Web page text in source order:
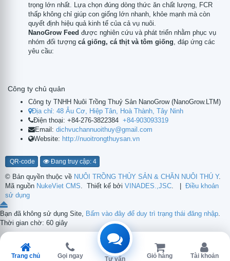
trọng lớn nhất. Lựa chọn đúng dòng thức ăn chất lượng, FCR
thấp không chỉ giúp con giống lớn nhanh, khỏe mạnh mà còn
quyết định hiệu quả kinh tế của cả vụ nuôi.
NanoGrow Feed được nghiên cứu và phát triển nhằm phục vụ
nhóm đối tượng cá giống, cá thịt và tôm giống , đáp ứng các
yêu cầu:
Công ty chủ quản
Công ty TNHH Nuôi Trồng Thuỷ Sản NanoGrow(NanoGrow.LTM)
Địa chỉ: 48 Âu Cơ, Hiệp Tân, Hoà Thành, Tây Ninh
Điện thoại: +84-276-3822384 +84-903093319
Email: dichvuchannuoithuy@gmail.com
Website: http://nuoitrongthuysan.vn
QR-code Đang truy cập: 4
© Bản quyền thuộc về NUÔI TRỒNG THỦY SẢN & CHĂN NUÔI THÚ Y.
Mã nguồn NukeViet CMS Thiết kế bởi VINADES.,JSC
Điều khoản
sử dụng
Bạn đã không sử dụng Site, Bấm vào đây để duy trì trạng thái đăng nhập
Thời gian chờ: 60 giây
Gửi phản hồi
Trang chủ Gọi ngay Tư vấn Giỏ hàng Tài khoản